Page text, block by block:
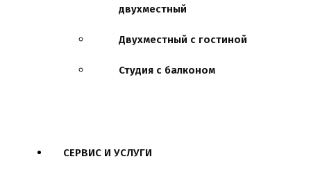
двухместный
Двухместный с гостиной
Студия с балконом
СЕРВИС И УСЛУГИ